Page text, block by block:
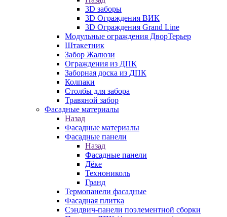
3D заборы
3D Ограждения ВИК
3D Ограждения Grand Line
Модульные ограждения ДворТерьер
Штакетник
Забор Жалюзи
Ограждения из ДПК
Заборная доска из ДПК
Колпаки
Столбы для забора
Травяной забор
Фасадные материалы
Назад
Фасадные материалы
Фасадные панели
Назад
Фасадные панели
Дёке
Технониколь
Гранд
Термопанели фасадные
Фасадная плитка
Сэндвич-панели поэлементной сборки